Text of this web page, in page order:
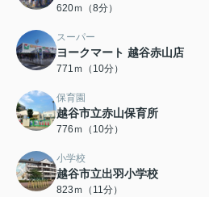
620ｍ（8分）
スーパー
ヨークマート 越谷赤山店
771ｍ（10分）
保育園
越谷市立赤山保育所
776ｍ（10分）
小学校
越谷市立出羽小学校
823ｍ（11分）